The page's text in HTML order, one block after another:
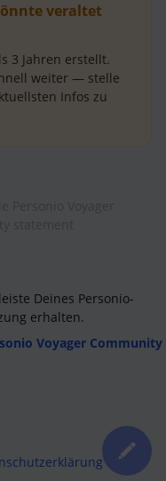
veraltet
3 Jahren erstellt.
weiter — stelle
Infos zu
Deines Personio-
erhalten.
Voyager Community